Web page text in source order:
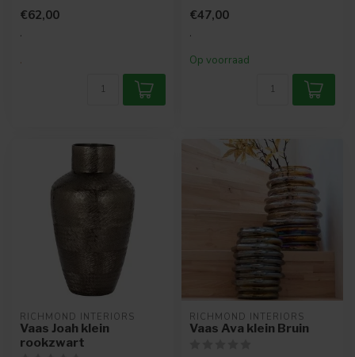
form...
€62,00
.
.
€47,00
.
Op voorraad
RICHMOND INTERIORS
Vaas Joah klein
rookzwart
RICHMOND INTERIORS
Vaas Ava klein Bruin